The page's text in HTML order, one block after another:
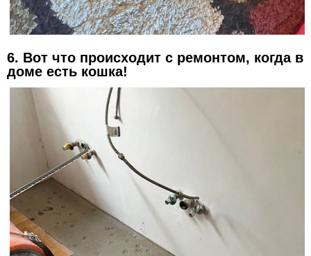
6. Вот что происходит с ремонтом, когда в
доме есть кошка!